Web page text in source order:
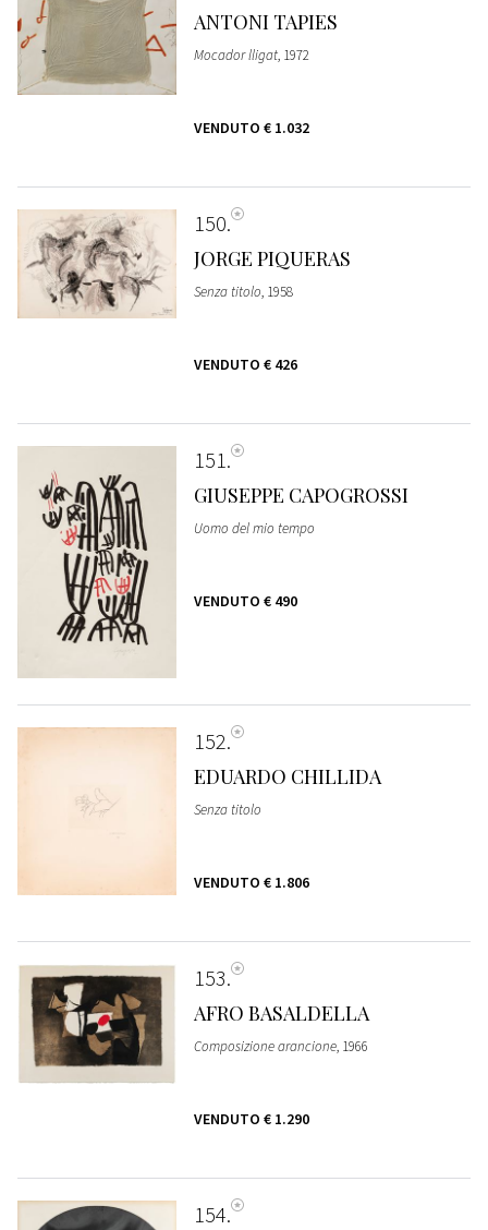
ANTONI TAPIES
Mocador lligat, 1972
VENDUTO € 1.032
150
JORGE PIQUERAS
Senza titolo, 1958
VENDUTO € 426
151
GIUSEPPE CAPOGROSSI
Uomo del mio tempo
VENDUTO € 490
152
EDUARDO CHILLIDA
Senza titolo
VENDUTO € 1.806
153
AFRO BASALDELLA
Composizione arancione, 1966
VENDUTO € 1.290
154